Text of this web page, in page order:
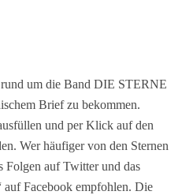
um die Band DIE STERNE
Brief zu bekommen.
und per Klick auf den
Wer häufiger von den Sternen
Folgen auf Twitter und das
Facebook empfohlen. Die